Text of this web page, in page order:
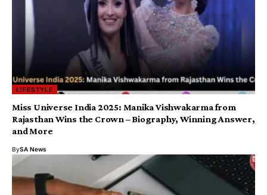
LIFESTYLE
Miss Universe India 2025: Manika Vishwakarma from
Rajasthan Wins the Crown – Biography, Winning Answer,
and More
BySA News